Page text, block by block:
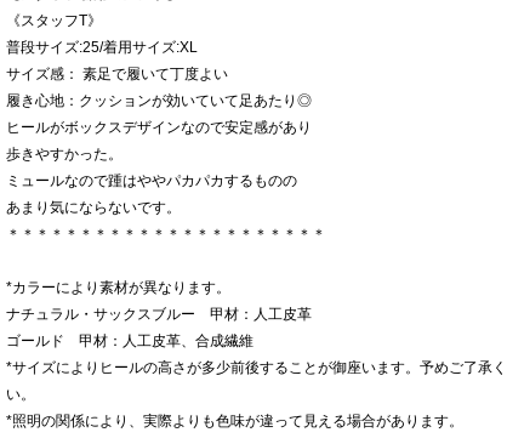
《スタッフT》
普段サイズ:25/着用サイズ:XL
サイズ感： 素足で履いて丁度よい
履き心地：クッションが効いていて足あたり◎
ヒールがボックスデザインなので安定感があり
歩きやすかった。
ミュールなので踵はややパカパカするものの
あまり気にならないです。
＊＊＊＊＊＊＊＊＊＊＊＊＊＊＊＊＊＊＊＊＊＊
*カラーにより素材が異なります。
ナチュラル・サックスブルー 甲材：人工皮革
ゴールド 甲材：人工皮革、合成繊維
*サイズによりヒールの高さが多少前後することが御座います。予めご了承
い。
*照明の関係により、実際よりも色味が違って見える場合があります。